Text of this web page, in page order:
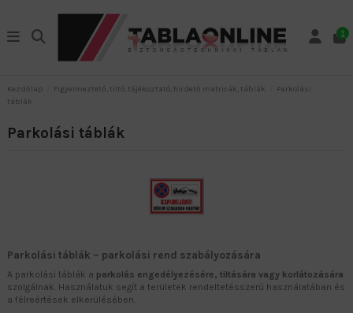
1
Kezdőlap Figyelmeztető, tiltó, tájékoztató, hirdető matricák, táblák
Parkolási
táblák
Parkolási táblák
Parkolási táblák – parkolási rend szabályozására
A parkolási táblák a parkolás engedélyezésére, tiltására vagy korlátozására
szolgálnak. Használatuk segít a területek rendeltetésszerű használatában és
a félreértések elkerülésében.